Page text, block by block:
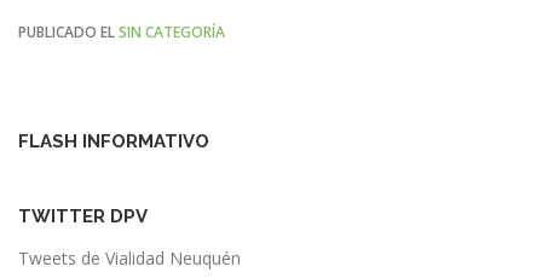
PUBLICADO ELSIN CATEGORÍA
FLASH INFORMATIVO
TWITTER DPV
Tweets de Vialidad Neuquén